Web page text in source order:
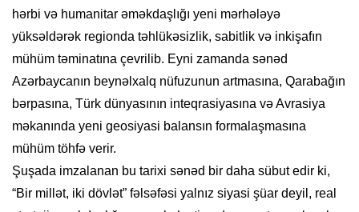
hərbi və humanitar əməkdaşlığı yeni mərhələyə
yüksəldərək regionda təhlükəsizlik, sabitlik və inkişafın
mühüm təminatına çevrilib. Eyni zamanda sənəd
Azərbaycanın beynəlxalq nüfuzunun artmasına, Qarabağın
bərpasına, Türk dünyasının inteqrasiyasına və Avrasiya
məkanında yeni geosiyasi balansın formalaşmasına
mühüm töhfə verir.
Şuşada imzalanan bu tarixi sənəd bir daha sübut edir ki,
“Bir millət, iki dövlət” fəlsəfəsi yalnız siyasi şüar deyil, real